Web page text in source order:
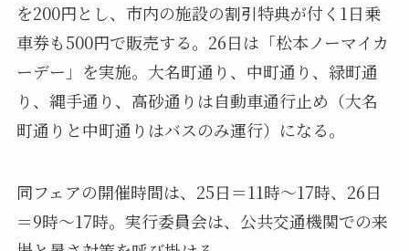
を200円とし、市内の施設の割引特典が付く1日乗
車券も500円で販売する。26日は「松本ノーマイカ
ーデー」を実施。大名町通り、中町通り、緑町通
り、縄手通り、高砂通りは自動車通行止め（大名
町通りと中町通りはバスのみ運行）になる。
同フェアの開催時間は、25日＝11時～17時、26日
＝9時～17時。実行委員会は、公共交通機関での来